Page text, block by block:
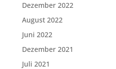
Dezember 2022
August 2022
Juni 2022
Dezember 2021
Juli 2021